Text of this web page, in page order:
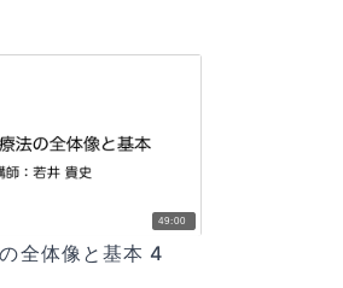
49:00
全体像と基本 4